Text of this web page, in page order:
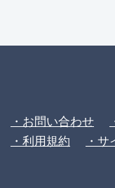
・お問い合わせ
・利用規約
・